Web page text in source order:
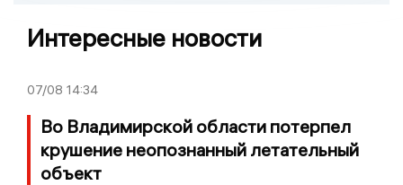
Интересные новости
07/08 14:34
Во Владимирской области потерпел
крушение неопознанный летательный
объект